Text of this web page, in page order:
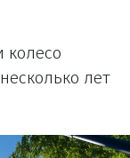
колесо
лет